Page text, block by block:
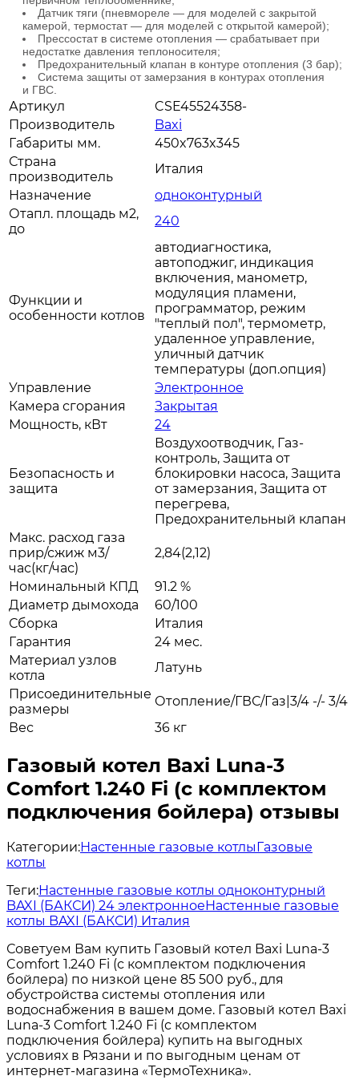
Датчик тяги (пневмореле — для моделей с закрытой
камерой, термостат — для моделей с открытой камерой);
Прессостат в системе отопления — срабатывает при
недостатке давления теплоносителя;
Предохранительный клапан в контуре отопления (3 бар);
Система защиты от замерзания в контурах отопления
и ГВС.
Артикул
CSE45524358-
Производитель
Baxi
Габариты мм.
450x763x345
Страна
производитель
Италия
Назначение
одноконтурный
Отапл. площадь м2,
до
240
Функции и
особенности котлов
автодиагностика,
автоподжиг, индикация
включения, манометр,
модуляция пламени,
программатор, режим
"теплый пол", термометр,
удаленное управление,
уличный датчик
температуры (доп.опция)
Управление
Электронное
Камера сгорания
Закрытая
Мощность, кВт
24
Безопасность и
защита
Воздухоотводчик, Газ-
контроль, Защита от
блокировки насоса, Защита
от замерзания, Защита от
перегрева,
Предохранительный клапан
Макс. расход газа
прир/сжиж м3/
час(кг/час)
2,84(2,12)
Номинальный КПД
91.2 %
Диаметр дымохода
60/100
Сборка
Италия
Гарантия
24 мес.
Материал узлов
котла
Латунь
Присоединительные
размеры
Отопление/ГВС/Газ|3/4 -/- 3/4
Вес
36 кг
Газовый котел Baxi Luna-3
Comfort 1.240 Fi (с комплектом
подключения бойлера) отзывы
Категории:Настенные газовые котлыГазовые
котлы
Теги:Настенные газовые котлы одноконтурный
BAXI (БАКСИ) 24 электронноеНастенные газовые
котлы BAXI (БАКСИ) Италия
Советуем Вам купить Газовый котел Baxi Luna-3
Comfort 1.240 Fi (с комплектом подключения
бойлера) по низкой цене 85 500 руб., для
обустройства системы отопления или
водоснабжения в вашем доме. Газовый котел Baxi
Luna-3 Comfort 1.240 Fi (с комплектом
подключения бойлера) купить на выгодных
условиях в Рязани и по выгодным ценам от
интернет-магазина «ТермоТехника».